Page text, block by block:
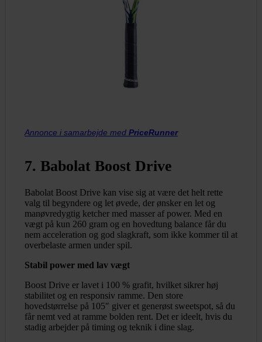
Annonce i samarbejde med PriceRunner
7. Babolat Boost Drive
Babolat Boost Drive kan vise sig at være det helt rette
valg til begyndere og let øvede, der ønsker en let og
manøvredygtig ketcher med masser af power. Med en
vægt på kun 260 gram og en hovedtung balance får du
nem acceleration og god slagkraft, som ikke kommer til at
overbelaste armen under spil.
Stabil power med lav vægt
Boost Drive er lavet i 100 % grafit, hvilket sikrer høj
stabilitet og en responsiv ramme. Den store
hovedstørrelse på 105″ giver et generøst sweetspot, så du
får nemt ved at ramme bolden rent. Det er ideelt, hvis du
stadig arbejder på timing og teknik i dine slag.